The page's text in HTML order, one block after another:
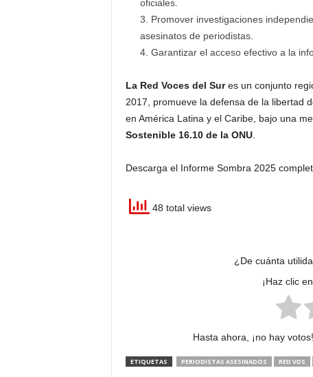
oficiales.
Promover investigaciones
asesinatos de periodistas.
Garantizar el acceso efectivo a la
La Red Voces del Sures un conjunto
2017, promueve la defensa de la libertad
en América Latina y el Caribe, bajo una
Sostenible 16.10 de la ONU.
Descarga el Informe Sombra 2025
48 total views
¿De cuánta
¡Haz clic
Hasta ahora, ¡no hay
ETIQUETAS PERIODISTAS ASESINADOS RED VDS